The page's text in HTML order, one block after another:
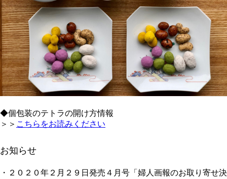
◆個包装のテトラの開け方情報
＞＞ こちらをお読みください
お知らせ
・２０２０年２月２９日発売４月号「婦人画報のお取り寄せ決